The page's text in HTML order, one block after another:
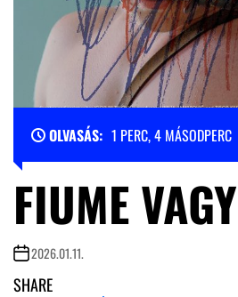
OLVASÁS: 1 PERC, 4 MÁSODPERC
FIUME
2026.01.11.
SHARE